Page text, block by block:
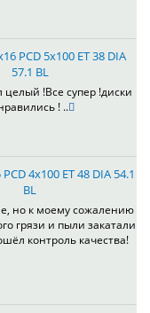
PCD 5x100 ET 38 DIA
57.1 BL
!Все супер !диски
! ..
4x100 ET 48 DIA 54.1
BL
но к моему сожалению
грязи и пыли закатали
контроль качества!